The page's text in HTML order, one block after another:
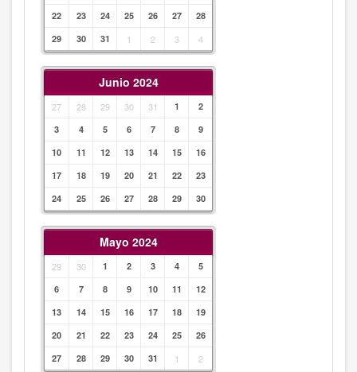
22
23 24 25 26 27
28
29
30 31 1 2 3 4
Junio 2024
27 28 29 30 31 1
2
3
4 5 6 7 8
9
10
11 12 13 14 15
16
17
18 19 20 21 22
23
24
25 26 27 28 29 30
Mayo 2024
29 30 1 2 3 4
5
6
7 8 9 10 11
12
13
14 15 16 17 18
19
20
21 22 23 24 25
26
27
28 29 30 31 1 2